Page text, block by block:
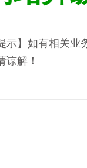
示】如有相关业
谅解！